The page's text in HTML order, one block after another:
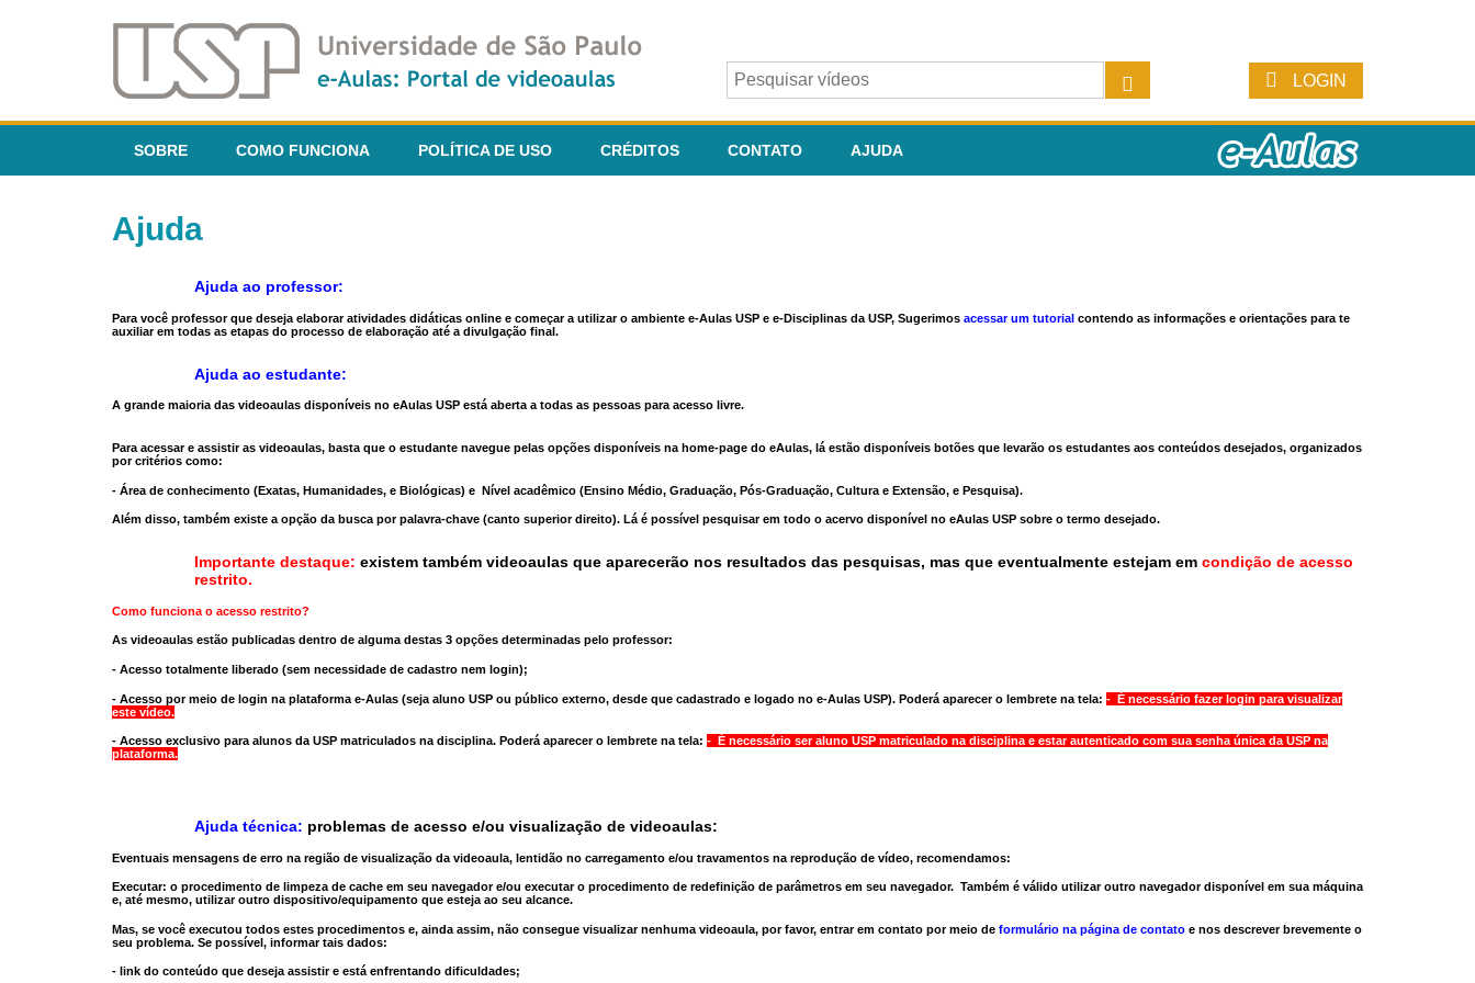
LOGIN
SOBRE COMO FUNCIONA POLÍTICA DE USO CRÉDITOS CONTATO AJUDA
Ajuda
Ajuda ao professor:
Para você professor que deseja elaborar atividades didáticas online e começar a utilizar o ambiente e-Aulas USP e e-Disciplinas da USP, Sugerimos acessar um tutorial contendo as informações e orientações para te
auxiliar em todas as etapas do processo de elaboração até a divulgação final.
Ajuda ao estudante:
A grande maioria das videoaulas disponíveis no eAulas USP está aberta a todas as pessoas para acesso livre.
Para acessar e assistir as videoaulas, basta que o estudante navegue pelas opções disponíveis na home-page do eAulas, lá estão disponíveis botões que levarão os estudantes aos conteúdos desejados, organizados
por critérios como:
- Área de conhecimento (Exatas, Humanidades, e Biológicas) e Nível acadêmico (Ensino Médio, Graduação, Pós-Graduação, Cultura e Extensão, e Pesquisa).
Além disso, também existe a opção da busca por palavra-chave (canto superior direito). Lá é possível pesquisar em todo o acervo disponível no eAulas USP sobre o termo desejado.
Importante destaque: existem também videoaulas que aparecerão nos resultados das pesquisas, mas que eventualmente estejam em condição de acesso
restrito.
Como funciona o acesso restrito?
As videoaulas estão publicadas dentro de alguma destas 3 opções determinadas pelo professor:
- Acesso totalmente liberado (sem necessidade de cadastro nem login);
- Acesso por meio de login na plataforma e-Aulas (seja aluno USP ou público externo, desde que cadastrado e logado no e-Aulas USP). Poderá aparecer o lembrete na tela: - É necessário fazer login para visualizar
este vídeo.
- Acesso exclusivo para alunos da USP matriculados na disciplina. Poderá aparecer o lembrete na tela: - É necessário ser aluno USP matriculado na disciplina e estar autenticado com sua senha única da USP na
plataforma.
Ajuda técnica: problemas de acesso e/ou visualização de videoaulas:
Eventuais mensagens de erro na região de visualização da videoaula, lentidão no carregamento e/ou travamentos na reprodução de vídeo, recomendamos:
Executar: o procedimento de limpeza de cache em seu navegador e/ou executar o procedimento de redefinição de parâmetros em seu navegador. Também é válido utilizar outro navegadordisponível em sua máquina
e, até mesmo, utilizar outro dispositivo/equipamento que esteja ao seu alcance.
Mas, se você executou todos estes procedimentos e, ainda assim, não consegue visualizar nenhuma videoaula, por favor, entrar em contato por meio de formulário na página de contato e nos descrever brevemente o
seu problema. Se possível, informar tais dados:
- link do conteúdo que deseja assistir e está enfrentando dificuldades;